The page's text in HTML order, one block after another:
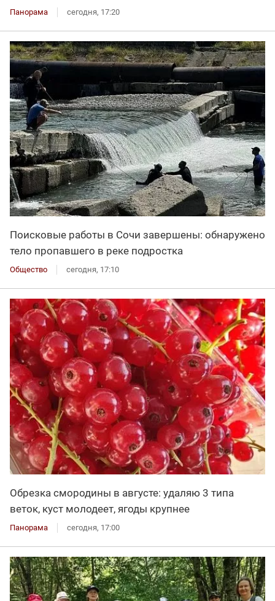
Панорама сегодня, 17:20
Поисковые работы в Сочи завершены: обнаружено
тело пропавшего в реке подростка
Общество сегодня, 17:10
Обрезка смородины в августе: удаляю 3 типа
веток, куст молодеет, ягоды крупнее
Панорама сегодня, 17:00